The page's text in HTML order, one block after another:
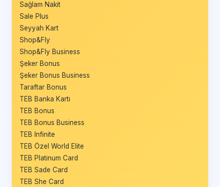
Sağlam Nakit
Sale Plus
Seyyah Kart
Shop&Fly
Shop&Fly Business
Şeker Bonus
Şeker Bonus Business
Taraftar Bonus
TEB Banka Kartı
TEB Bonus
TEB Bonus Business
TEB Infinite
TEB Özel World Elite
TEB Platinum Card
TEB Sade Card
TEB She Card